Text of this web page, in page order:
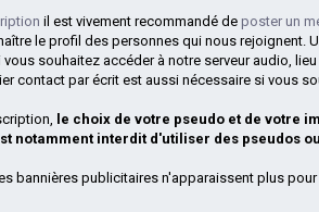
il est vivement recommandé de poster un
le profil des personnes qui nous rejoignent.
souhaitez accéder à notre serveur audio,
contact par écrit est aussi nécessaire si vous
le choix de votre pseudo et de votre
notamment interdit d'utiliser des pseudos
bannières publicitaires n'apparaissent plus pour